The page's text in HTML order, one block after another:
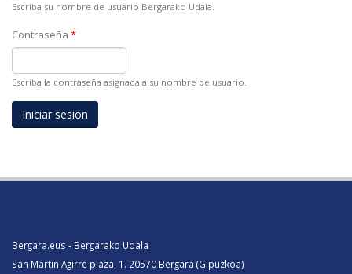
Escriba su nombre de usuario Bergarako Udala.
Contraseña *
Escriba la contraseña asignada a su nombre de usuario.
Bergara.eus - Bergarako Udala
San Martin Agirre plaza, 1. 20570 Bergara (Gipuzkoa)